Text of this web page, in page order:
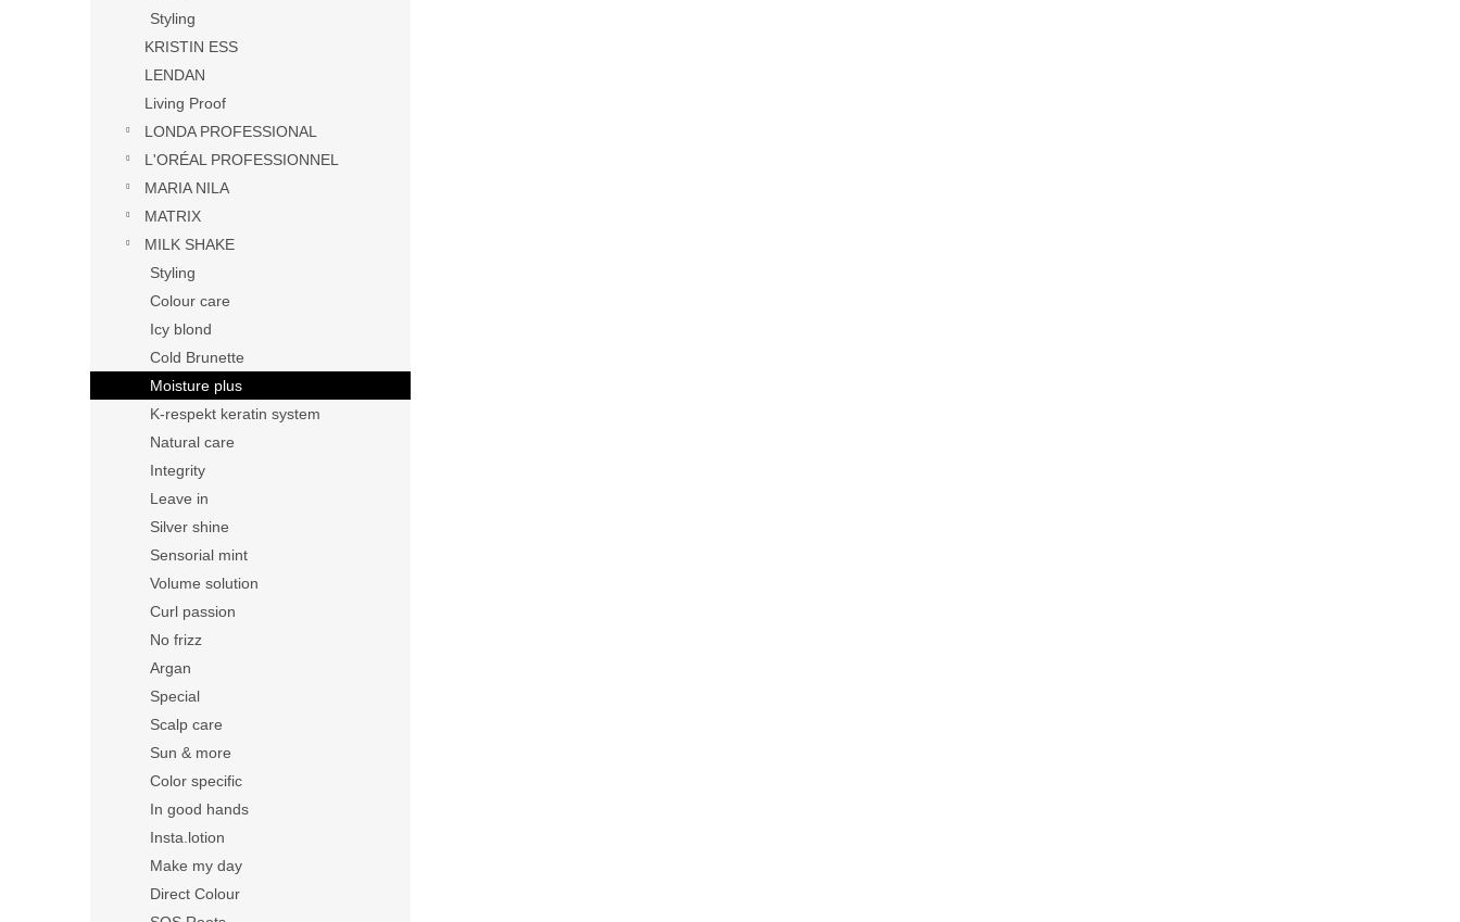
Styling
KRISTIN ESS
LENDAN
Living Proof
LONDA PROFESSIONAL
L'ORÉAL PROFESSIONNEL
MARIA NILA
MATRIX
MILK SHAKE
Styling
Colour care
Icy blond
Cold Brunette
Moisture plus
K-respekt keratin system
Natural care
Integrity
Leave in
Silver shine
Sensorial mint
Volume solution
Curl passion
No frizz
Argan
Special
Scalp care
Sun & more
Color specific
In good hands
Insta.lotion
Make my day
Direct Colour